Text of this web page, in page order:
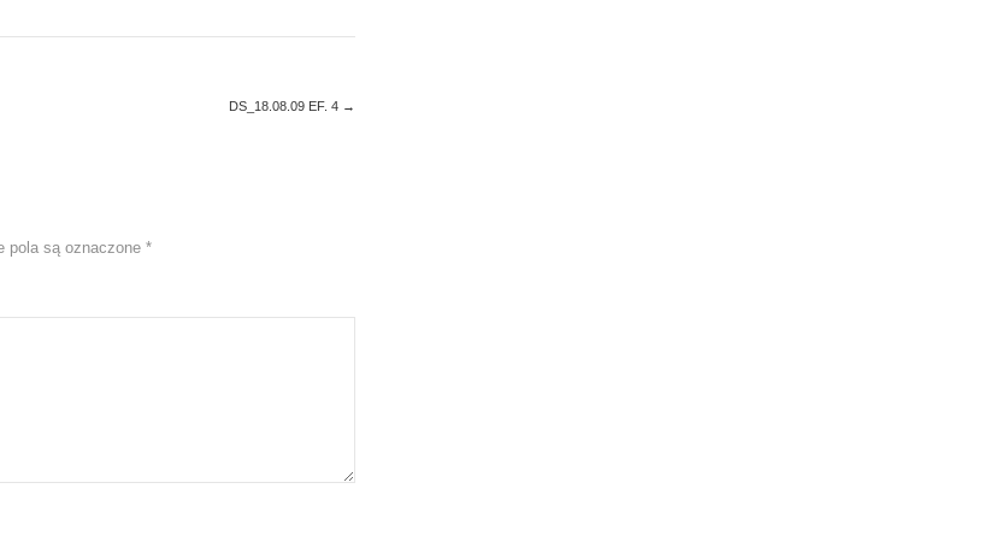
DS_18.08.09 EF. 4 →
pola są oznaczone *